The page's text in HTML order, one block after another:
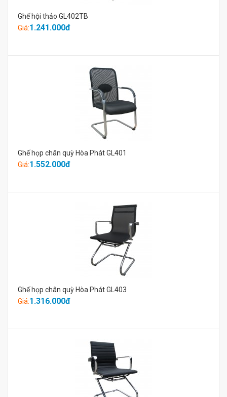
Ghế hội thảo GL402TB
Giá:1.241.000đ
Ghế họp chân quỳ Hòa Phát GL401
Giá:1.552.000đ
Ghế họp chân quỳ Hòa Phát GL403
Giá:1.316.000đ